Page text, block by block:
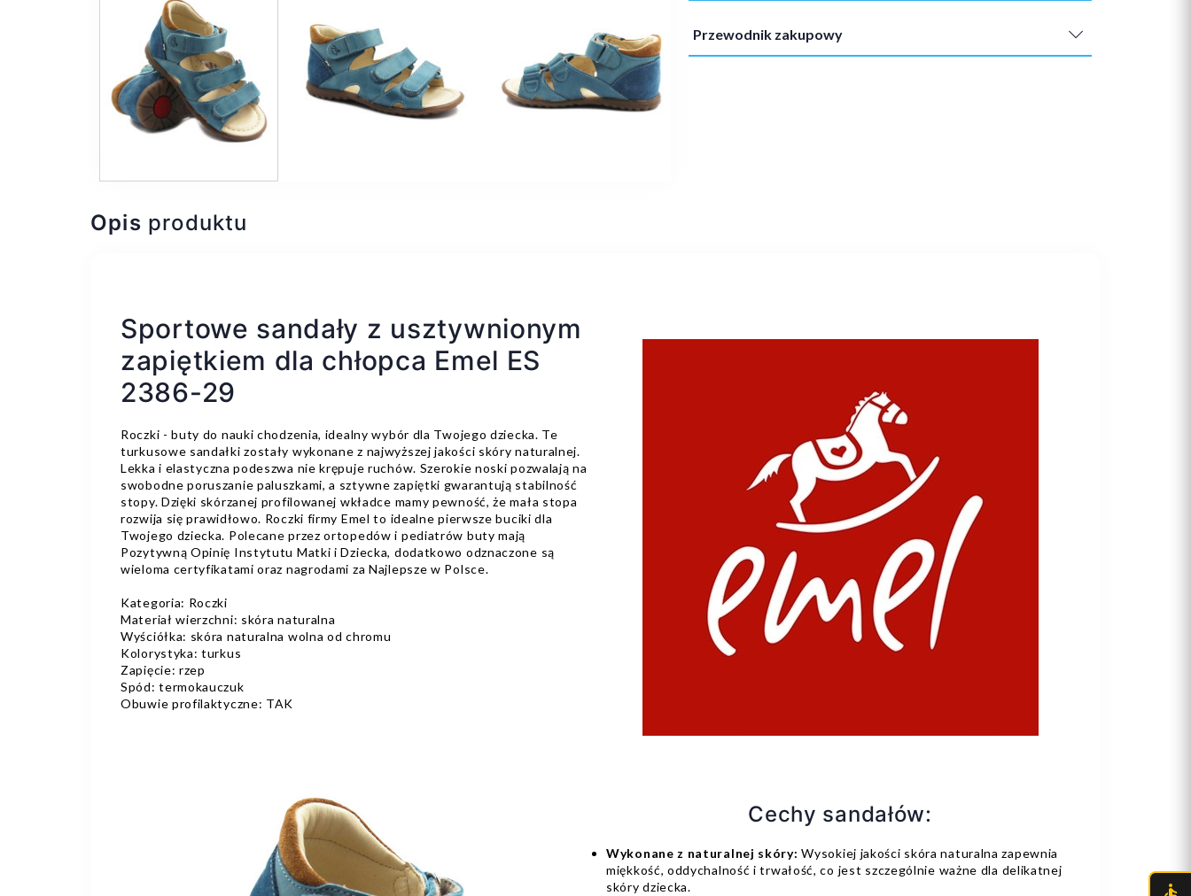
Przewodnik zakupowy
Opis produktu
Sportowe sandały z usztywnionym
zapiętkiem dla chłopca Emel ES
2386-29
Roczki - buty do nauki chodzenia, idealny wybór dla Twojego dziecka. Te
turkusowe sandałki zostały wykonane z najwyższej jakości skóry naturalnej.
Lekka i elastyczna podeszwa nie krępuje ruchów. Szerokie noski pozwalają na
swobodne poruszanie paluszkami, a sztywne zapiętki gwarantują stabilność
stopy. Dzięki skórzanej profilowanej wkładce mamy pewność, że mała stopa
rozwija się prawidłowo. Roczki firmy Emel to idealne pierwsze buciki dla
Twojego dziecka. Polecane przez ortopedów i pediatrów buty mają
Pozytywną Opinię Instytutu Matki i Dziecka, dodatkowo odznaczone są
wieloma certyfikatami oraz nagrodami za Najlepsze w Polsce.
Kategoria: Roczki
Materiał wierzchni: skóra naturalna
Wyściółka: skóra naturalna wolna od chromu
Kolorystyka: turkus
Zapięcie: rzep
Spód: termokauczuk
Obuwie profilaktyczne: TAK
Cechy sandałów:
Wykonane z naturalnej skóry: Wysokiej jakości skóra naturalna zapewnia
miękkość, oddychalność i trwałość, co jest szczególnie ważne dla delikatnej
skóry dziecka.